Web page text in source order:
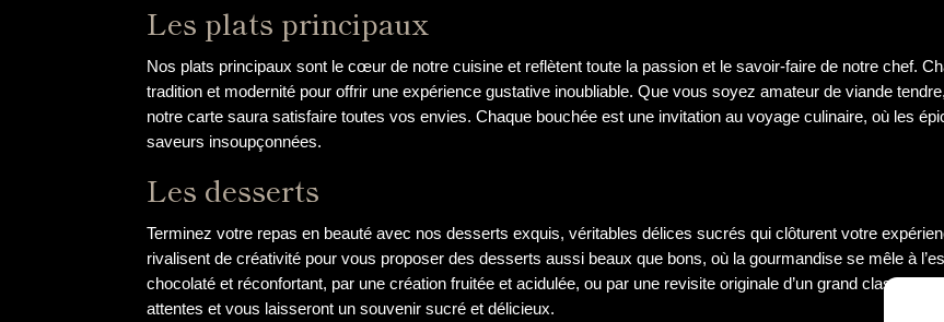
Les plats principaux
Nos plats principaux sont le cœur de notre cuisine et reflètent toute la passion et le savoir-faire de notre chef.
tradition et modernité pour offrir une expérience gustative inoubliable. Que vous soyez amateur de viande
notre carte saura satisfaire toutes vos envies. Chaque bouchée est une invitation au voyage culinaire, où les
saveurs insoupçonnées.
Les desserts
Terminez votre repas en beauté avec nos desserts exquis, véritables délices sucrés qui clôturent votre
rivalisent de créativité pour vous proposer des desserts aussi beaux que bons, où la gourmandise se mêle à
chocolaté et réconfortant, par une création fruitée et acidulée, ou par une revisite originale d’un grand
attentes et vous laisseront un souvenir sucré et délicieux.